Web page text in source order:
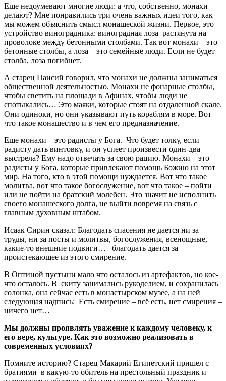
Еще недоумевают многие люди: а что, собственно, монахи
делают? Мне понравились три очень важных идеи того, как
мы можем объяснить смысл монашеской жизни. Первое, это
устройство виноградника: виноградная лоза растянута на
проволоке между бетонными столбами. Так вот монахи – это
бетонные столбы, а лоза – это семейные люди. Если не будет
столба, лоза погибнет.
А старец Паисий говорил, что монахи не должны заниматься
общественной деятельностью. Монахи не фонарные столбы,
чтобы светить на площади в Афинах, чтобы люди не
спотыкались… Это маяки, которые стоят на отдаленной скале.
Они одиноки, но они указывают путь кораблям в море. Вот
что такое монашество и в чем его предназначение.
Еще монахи – это радисты у Бога. Что будет толку, если
радисту дать винтовку, и он успеет произвести один-два
выстрела? Ему надо отвечать за свою рацию. Монахи – это
радисты у Бога, которые привлекают помощь Божию на этот
мир. На того, кто в этой помощи нуждается. Вот что такое
молитва, вот что такое богослужение, вот что такое – пойти
или не пойти на братский молебен. Это значит не исполнить
своего монашеского долга, не выйти вовремя на связь с
главным духовным штабом.
Исаак Сирин сказал: Благодать спасения не дается ни за
труды, ни за посты и молитвы, богослужения, всенощные,
какие-то внешние подвиги… благодать дается за
проистекающее из этого смирение.
В Оптиной пустыни мало что осталось из артефактов, но кое-
что осталось. В скиту занимались рукоделием, и сохранилась
солонка, она сейчас есть в монастырском музее, а на ней
следующая надпись: Есть смирение – всё есть, нет смирения –
ничего нет…
Мы должны проявлять уважение к каждому человеку, к
его вере, культуре. Как это возможно реализовать в
современных условиях?
Помните историю? Старец Макарий Египетский пришел с
братиями в какую-то обитель на престольный праздник и